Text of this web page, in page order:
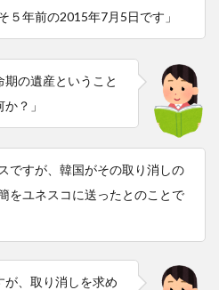
５年前の2015年7月5日です」
期の遺産ということ
？」
ですが、韓国がその取り消しの
をユネスコに送ったとのことで
が、取り消しを求め